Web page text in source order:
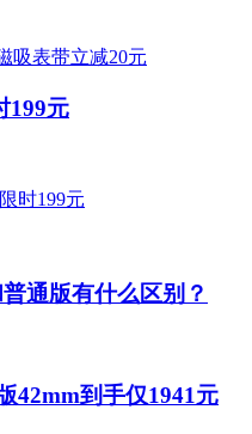
199元
通版有什么区别？
42mm到手仅1941元